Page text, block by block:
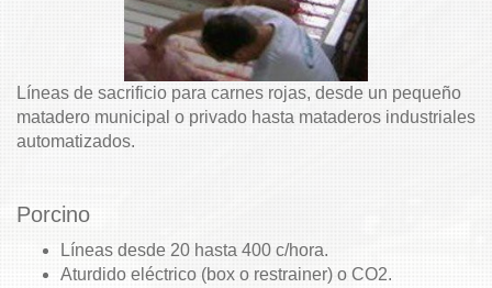
Líneas de sacrificio para carnes rojas, desde un pequeño
matadero municipal o privado hasta mataderos industriales
automatizados.
Porcino
Líneas desde 20 hasta 400 c/hora.
Aturdido eléctrico (box o restrainer) o CO2.